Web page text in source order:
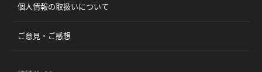
個人情報の取扱いについて
ご意見・ご感想